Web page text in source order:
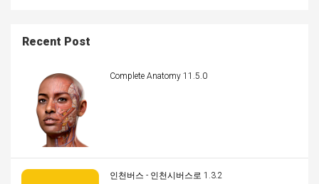
Recent Post
Complete Anatomy 11.5.0
인천버스 - 인천시버스로 1.3.2